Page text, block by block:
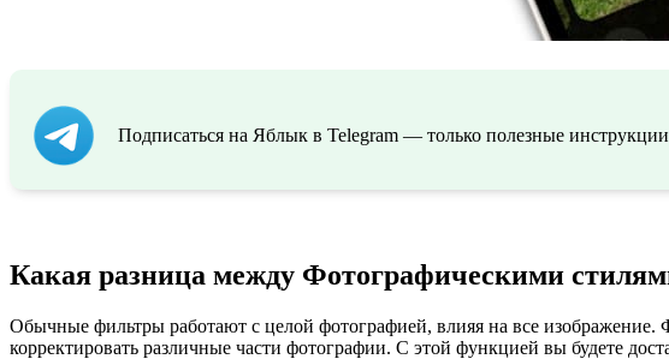
Подписаться на Яблык в Telegram — только полезные
Какая разница между Фотографическими
Обычные фильтры работают с целой фотографией, влияя на все
корректировать различные части фотографии. С этой функцией вы будете